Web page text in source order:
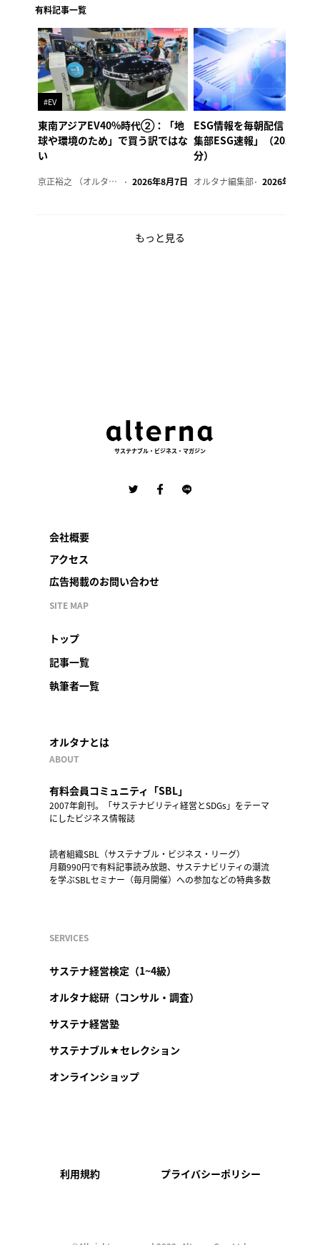
有料記事一覧
#EV
東南アジアEV40%時代②：「地
球や環境のため」で買う訳ではな
い
京正裕之 （オルタナ副編集長） 2026年8月7日
ESG情報を毎朝配信「オル
集部ESG速報」（2026年8
分）
オルタナ編集部 2026年8月7日
もっと見る
サステナブル・ビジネス・マガジン
会社概要
アクセス
広告掲載のお問い合わせ
SITE MAP
トップ
記事一覧
執筆者一覧
オルタナとは
ABOUT
有料会員コミュニティ「SBL」
2007年創刊。「サステナビリティ経営とSDGs」をテーマ
にしたビジネス情報誌
読者組織SBL（サステナブル・ビジネス・リーグ）
月額990円で有料記事読み放題、サステナビリティの潮流
を学ぶSBLセミナー（毎月開催）への参加などの特典多数
SERVICES
サステナ経営検定（1~4級）
オルタナ総研（コンサル・調査）
サステナ経営塾
サステナブル★セレクション
オンラインショップ
利用規約 プライバシーポリシー